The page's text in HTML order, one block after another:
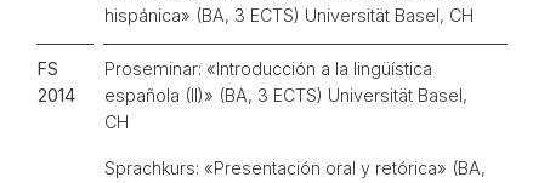
hispánica» (BA, 3 ECTS) Universität Basel, CH
FS
2014
Proseminar: «Introducción a la lingüística
española (II)» (BA, 3 ECTS) Universität Basel,
CH
Sprachkurs: «Presentación oral y retórica» (BA,